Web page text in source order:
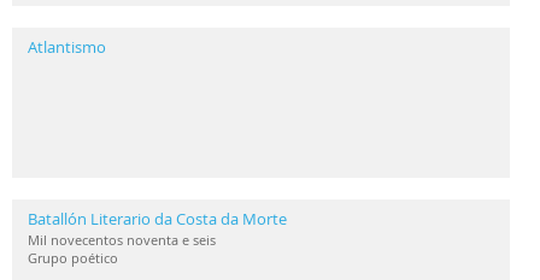
Atlantismo
Batallón Literario da Costa da Morte
Mil novecentos noventa e seis
Grupo poético